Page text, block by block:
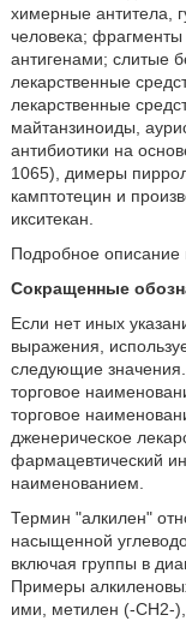
химерные антитела,
человека; фрагменты
антигенами; слитые
лекарственные
лекарственные
майтанзиноиды,
антибиотики на
1065), димеры
камптотецин и
икситекан.
Подробное описание
Сокращенные
Если нет иных
выражения,
следующие
торговое
торговое
дженерическое
фармацевтический
наименованием.
Термин "алкилен"
насыщенной
включая группы в
Примеры
ими, метилен (-CH2-